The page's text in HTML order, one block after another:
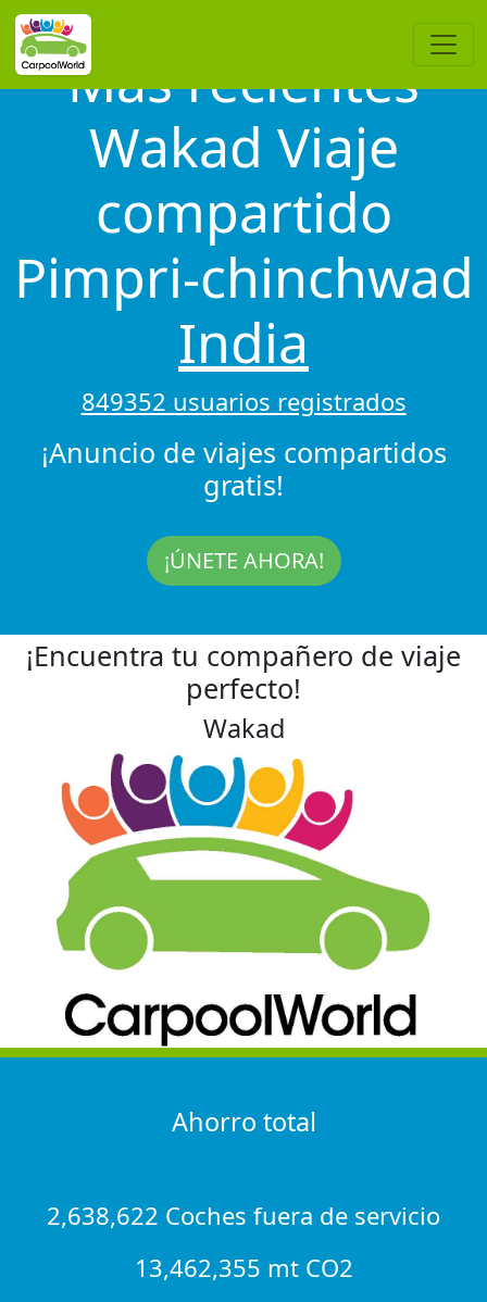
Más recientes
Wakad Viaje
compartido
Pimpri-chinchwad
India
849352 usuarios registrados
¡Anuncio de viajes compartidos
gratis!
¡ÚNETE AHORA!
¡Encuentra tu compañero de viaje
perfecto!
Wakad
Ahorro total
2,638,622 Coches fuera de servicio
13,462,355 mt CO2